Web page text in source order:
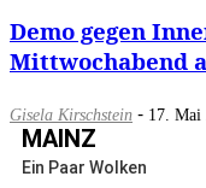
Demo gegen
Mittwochabend
Gisela Kirschstein - 17. Mai
MAINZ
Ein Paar Wolken